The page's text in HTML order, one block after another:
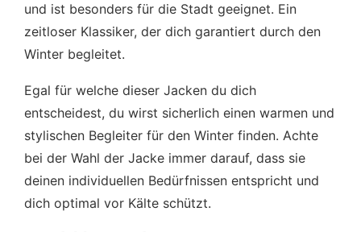
und ist besonders für die Stadt geeignet. Ein
zeitloser Klassiker, der dich garantiert durch den
Winter begleitet.
Egal für welche dieser Jacken du dich
entscheidest, du wirst sicherlich einen warmen und
stylischen Begleiter für den Winter finden. Achte
bei der Wahl der Jacke immer darauf, dass sie
deinen individuellen Bedürfnissen entspricht und
dich optimal vor Kälte schützt.